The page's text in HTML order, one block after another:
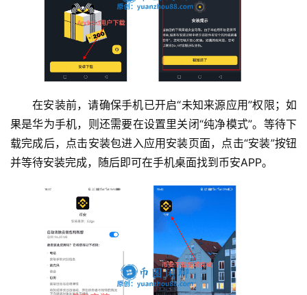
计
算
在安装前，请确保手机已开启“未知来源应用”权限；如
果是华为手机，则还需要在设置里关闭“纯净模式”。等待下
载完成后，点击安装包进入应用安装页面，点击“安装”按钮
并等待安装完成，随后即可在手机桌面找到币安APP。